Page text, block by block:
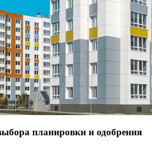
планировки и одобрения